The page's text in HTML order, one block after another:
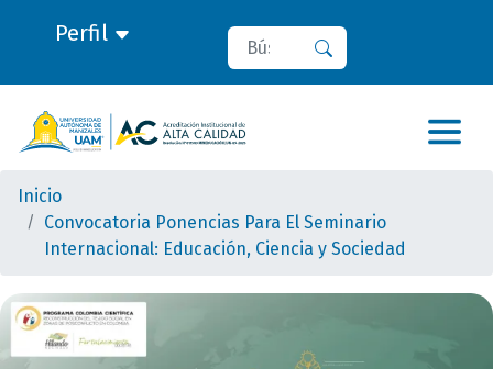
Perfil Buscar
Inicio
Convocatoria Ponencias Para El Seminario
Internacional: Educación, Ciencia y Sociedad